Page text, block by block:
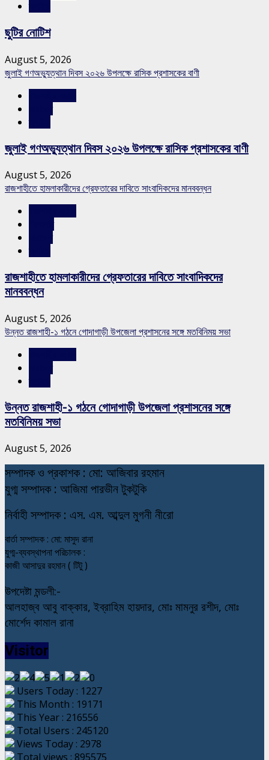
ছুটির নোটিশ
August 5, 2026
জুলাই গণঅভ্যুত্থান দিবস ২০২৬ উপলক্ষে রাসিক প্রশাসকের বাণী
জুলাই গণঅভ্যুত্থান দিবস ২০২৬ উপলক্ষে রাসিক প্রশাসকের বাণী
August 5, 2026
রাজশাহীতে হামলাকারীদের গ্রেফতারের দাবিতে সাংবাদিকদের মানববন্ধন
রাজশাহীতে হামলাকারীদের গ্রেফতারের দাবিতে সাংবাদিকদের
মানববন্ধন
August 5, 2026
উন্নত রাজশাহী-১ গঠনে গোদাগাড়ী উপজেলা প্রশাসনের সঙ্গে মতবিনিময় সভা
উন্নত রাজশাহী-১ গঠনে গোদাগাড়ী উপজেলা প্রশাসনের সঙ্গে
মতবিনিময় সভা
August 5, 2026
সম্পাদক ও প্রকাশক : মো: আজিবার রহমান
যুগ্ম সম্পাদক : আজিমা পারভীন টুকটুকি
নির্বাহী সম্পাদক : এস. এম. আব্দুল মুগনী নীরো
বার্তা সম্পাদক : মো: মাসুদ রানা
যুগ্ম-ব্যবস্থাপনা পরিচালক :
কাজী আসাদুর রহমান ( টিটু )
উপদেষ্টা মন্ডলী:-
আলহাজ্ব আবু বাক্কার, ইব্রাহিম হায়দার, মোঃ মামনুর রশীদ, মোঃ
মোর্শেদ কামাল রানা
Visitor
Users Today : 1227
This Month : 19171
This Year : 216556
Total Users : 245120
Views Today : 2978
Total views : 895575